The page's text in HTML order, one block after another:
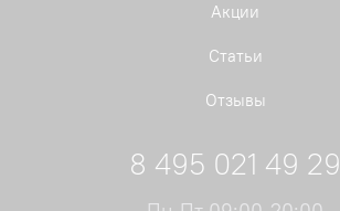
Акции
Статьи
Отзывы
8 495 021 49 29